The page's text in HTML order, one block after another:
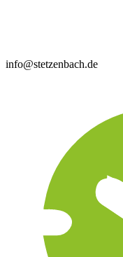
info@stetzenbach.de